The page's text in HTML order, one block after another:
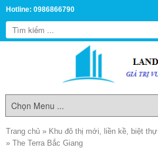
Hotline: 0986866790
Trang chủ » Khu đô thị mới, liền kề, biệt thự
» The Terra Bắc Giang